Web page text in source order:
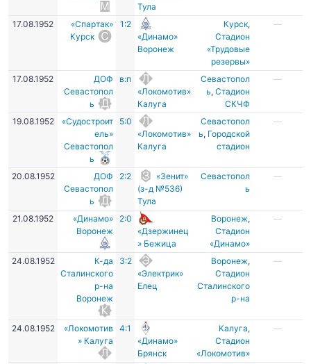
Тула
17.08.1952
«Спартак»
Курск
1:2
«Динамо»
Воронеж
Курск,
Стадион
«Трудовые
резервы»
—
17.08.1952
ДОФ
Севастопол
ь
в:п
«Локомотив»
Калуга
Севастопол
ь,Стадион
СКЧФ
—
19.08.1952
«Судостроит
ель»
Севастопол
ь
5:0
«Локомотив»
Калуга
Севастопол
ь, Городской
стадион
—
20.08.1952
ДОФ
Севастопол
ь
2:2
«Зенит»
(з-д №536)
Тула
Севастопол
ь
—
21.08.1952
«Динамо»
Воронеж
2:0
«Дзержинец
» Бежица
Воронеж,
Стадион
«Динамо»
—
24.08.1952
К-да
Сталинского
р-на
Воронеж
3:2
«Электрик»
Елец
Воронеж,
Стадион
Сталинского
р-на
—
24.08.1952
«Локомотив
» Калуга
4:1
«Динамо»
Брянск
Калуга,
Стадион
«Локомотив»
—